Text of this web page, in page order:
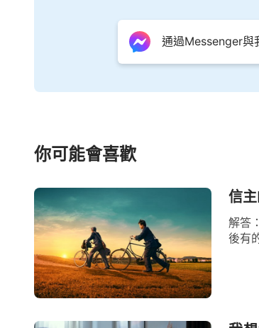
懲罰和咒詛。所以説，人信主只
工，不接受末世基督全能神發表的
際上却是抵擋神、背叛神的人，他
我們都該看清楚的事實！
通過Messenger與
你可能會喜歡
信
解答
後有